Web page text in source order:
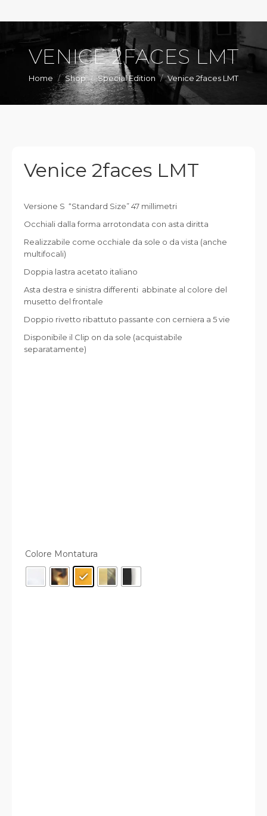
VENICE 2FACES LMT
You are here:
Home Shop Special Edition Venice 2faces LMT
Venice 2faces LMT
Versione S “Standard Size” 47 millimetri
Occhiali dalla forma arrotondata con asta diritta
Realizzabile come occhiale da sole o da vista (anche
multifocali)
Doppia lastra acetato italiano
Asta destra e sinistra differenti abbinate al colore del
musetto del frontale
Doppio rivetto ribattuto passante con cerniera a 5 vie
Disponibile il Clip on da sole (acquistabile
separatamente)
Colore Montatura